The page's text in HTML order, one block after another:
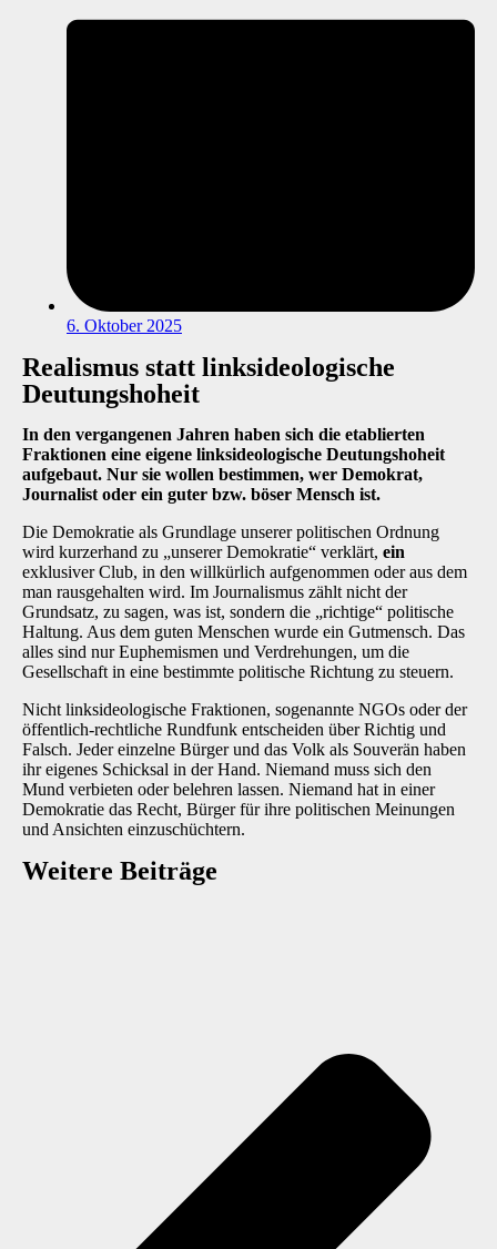
6. Oktober 2025
Realismus statt linksideologische
Deutungshoheit
In den vergangenen Jahren haben sich die etablierten
Fraktionen eine eigene linksideologische Deutungshoheit
aufgebaut. Nur sie wollen bestimmen, wer Demokrat,
Journalist oder ein guter bzw. böser Mensch ist.
Die Demokratie als Grundlage unserer politischen Ordnung
wird kurzerhand zu „unserer Demokratie“ verklärt, ein
exklusiver Club, in den willkürlich aufgenommen oder aus dem
man rausgehalten wird. Im Journalismus zählt nicht der
Grundsatz, zu sagen, was ist, sondern die „richtige“ politische
Haltung. Aus dem guten Menschen wurde ein Gutmensch. Das
alles sind nur Euphemismen und Verdrehungen, um die
Gesellschaft in eine bestimmte politische Richtung zu steuern.
Nicht linksideologische Fraktionen, sogenannte NGOs oder der
öffentlich-rechtliche Rundfunk entscheiden über Richtig und
Falsch. Jeder einzelne Bürger und das Volk als Souverän haben
ihr eigenes Schicksal in der Hand. Niemand muss sich den
Mund verbieten oder belehren lassen. Niemand hat in einer
Demokratie das Recht, Bürger für ihre politischen Meinungen
und Ansichten einzuschüchtern.
Weitere Beiträge